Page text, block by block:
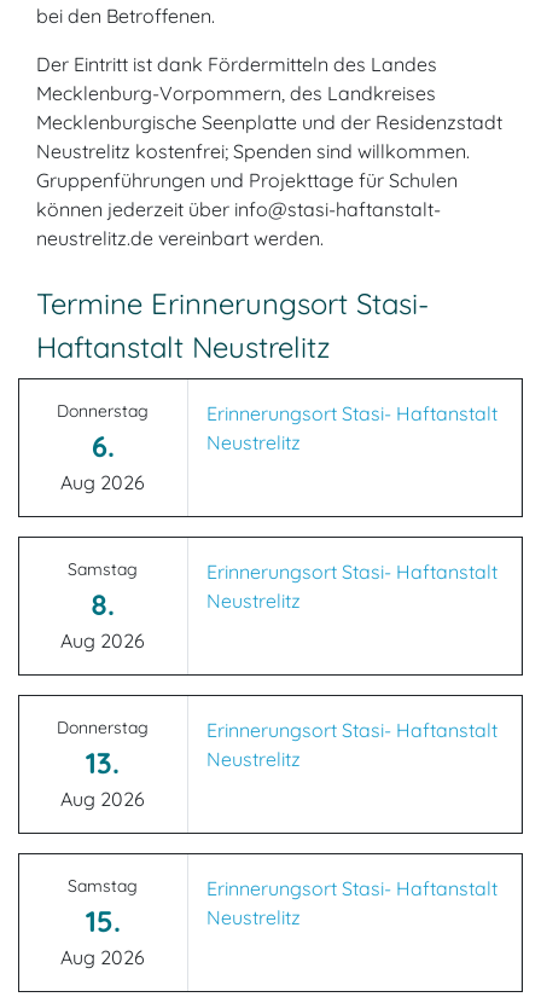
bei den Betroffenen.
Der Eintritt ist dank Fördermitteln des Landes
Mecklenburg-Vorpommern, des Landkreises
Mecklenburgische Seenplatte und der Residenzstadt
Neustrelitz kostenfrei; Spenden sind willkommen.
Gruppenführungen und Projekttage für Schulen
können jederzeit über info@stasi-haftanstalt-
neustrelitz.de vereinbart werden.
Termine Erinnerungsort Stasi-
Haftanstalt Neustrelitz
Donnerstag
6.
Aug 2026
Erinnerungsort Stasi- Haftanstalt
Neustrelitz
Samstag
8.
Aug 2026
Erinnerungsort Stasi- Haftanstalt
Neustrelitz
Donnerstag
13.
Aug 2026
Erinnerungsort Stasi- Haftanstalt
Neustrelitz
Samstag
15.
Aug 2026
Erinnerungsort Stasi- Haftanstalt
Neustrelitz